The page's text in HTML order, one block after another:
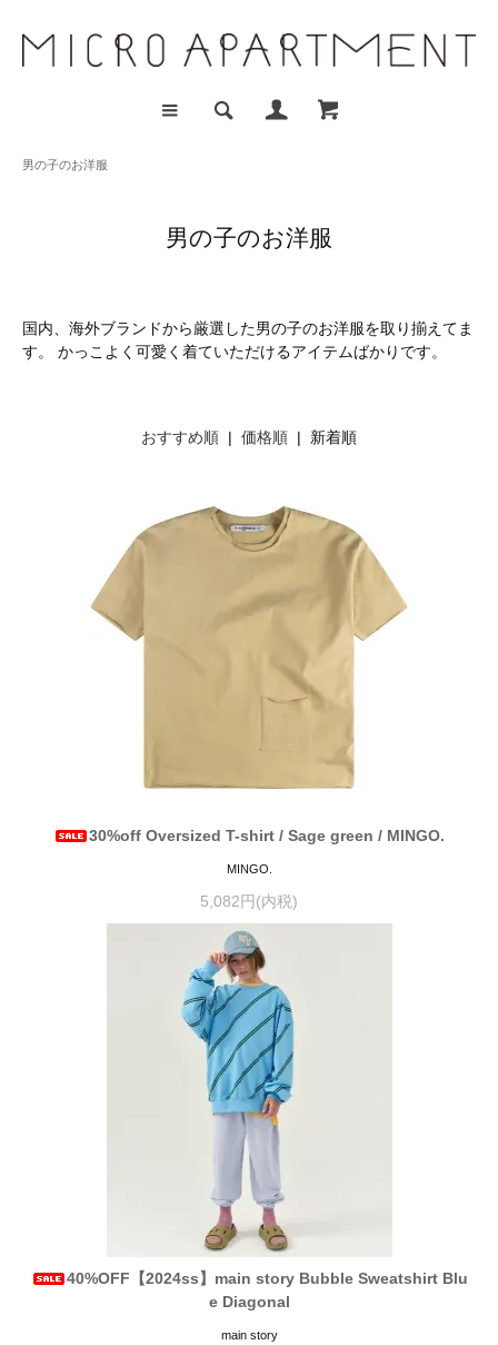
男の子のお洋服
男の子のお洋服
国内、海外ブランドから厳選した男の子のお洋服を取り揃えてま
す。 かっこよく可愛く着ていただけるアイテムばかりです。
おすすめ順 | 価格順 | 新着順
30%off Oversized T-shirt / Sage green / MINGO.
MINGO.
5,082円(内税)
40%OFF【2024ss】main story Bubble Sweatshirt Blu
e Diagonal
main story